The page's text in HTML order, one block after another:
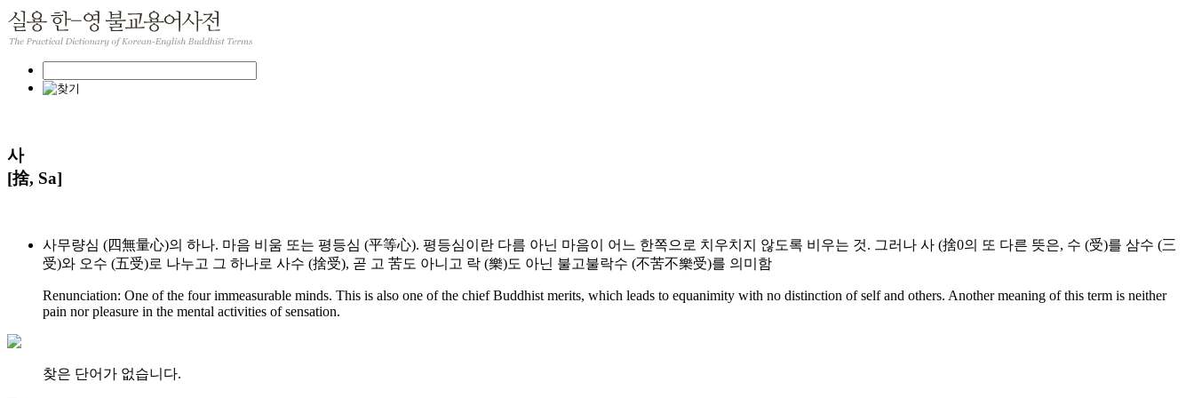
사
[捨, Sa]
사무량심 (四無量心)의 하나. 마음 비움 또는 평등심 (平等心). 평등심이란 다름 아닌 마음이 어느 한쪽으로 치우치지 않도록 비우는 것. 그러나 사 (捨0의 또 다른 뜻은, 수 (受)를 삼수 (三
受)와 오수 (五受)로 나누고 그 하나로 사수 (捨受), 곧 고 苦도 아니고 락 (樂)도 아닌 불고불락수 (不苦不樂受)를 의미함
Renunciation: One of the four immeasurable minds. This is also one of the chief Buddhist merits, which leads to equanimity with no distinction of self and others. Another meaning of this term is neither
pain nor pleasure in the mental activities of sensation.
찾은 단어가 없습니다.